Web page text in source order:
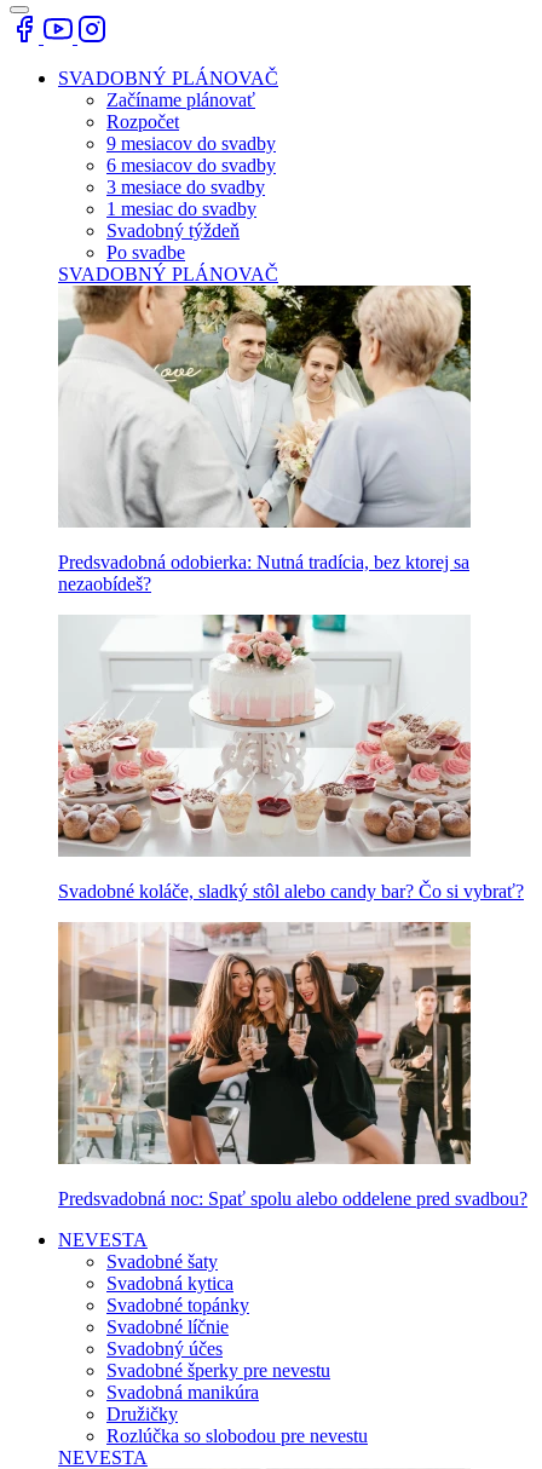
SVADOBNÝ PLÁNOVAČ
Začíname plánovať
Rozpočet
9 mesiacov do svadby
6 mesiacov do svadby
3 mesiace do svadby
1 mesiac do svadby
Svadobný týždeň
Po svadbe
SVADOBNÝ PLÁNOVAČ
Predsvadobná odobierka: Nutná tradícia, bez ktorej sa
nezaobídeš?
Svadobné koláče, sladký stôl alebo candy bar? Čo si vybrať?
Predsvadobná noc: Spať spolu alebo oddelene pred svadbou?
NEVESTA
Svadobné šaty
Svadobná kytica
Svadobné topánky
Svadobné líčnie
Svadobný účes
Svadobné šperky pre nevestu
Svadobná manikúra
Družičky
Rozlúčka so slobodou pre nevestu
NEVESTA